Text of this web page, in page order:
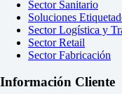
Sector Sanitario
Soluciones
Sector Logística y
Sector Retail
Sector Fabricación
Información Cliente